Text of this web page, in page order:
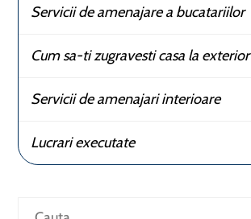
Servicii de amenajare a bucatariilor
Cum sa-ti zugravesti casa la exterior
Servicii de amenajari interioare
Lucrari executate
Caută